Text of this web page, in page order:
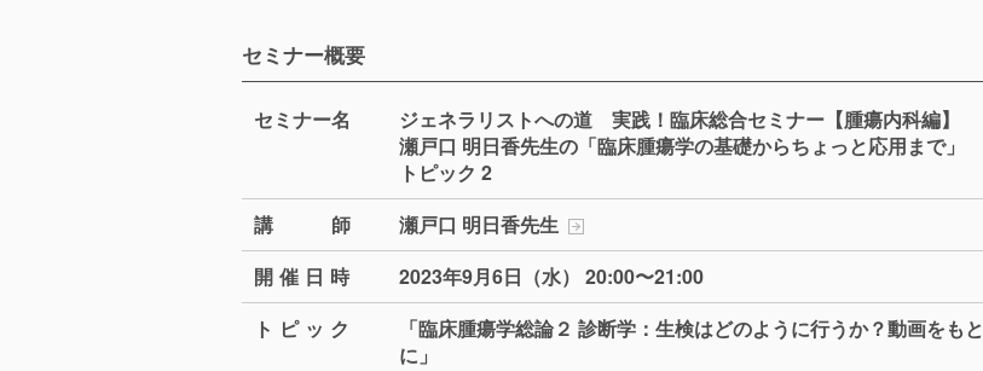
セミナー概要
セミナー名
ジェネラリストへの道 実践！臨床総合セミナー【腫瘍内科編】
瀬戸口 明日香先生の「臨床腫瘍学の基礎からちょっと応用まで」
トピック 2
講 師
瀬戸口 明日香先生
開催日 時
2023年9月6日（水） 20:00〜21:00
トピッ ク
「臨床腫瘍学総論２ 診断学：生検はどのように行うか？動画をもと
に」